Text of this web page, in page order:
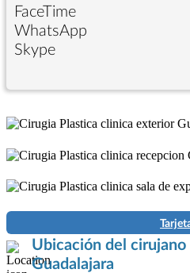
FaceTime
WhatsApp
Skype
Ubicación del
Guadalajara